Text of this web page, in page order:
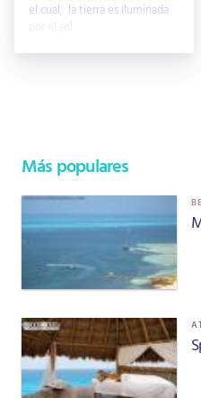
el cual, la tierra es iluminada
por el sol
Más populares